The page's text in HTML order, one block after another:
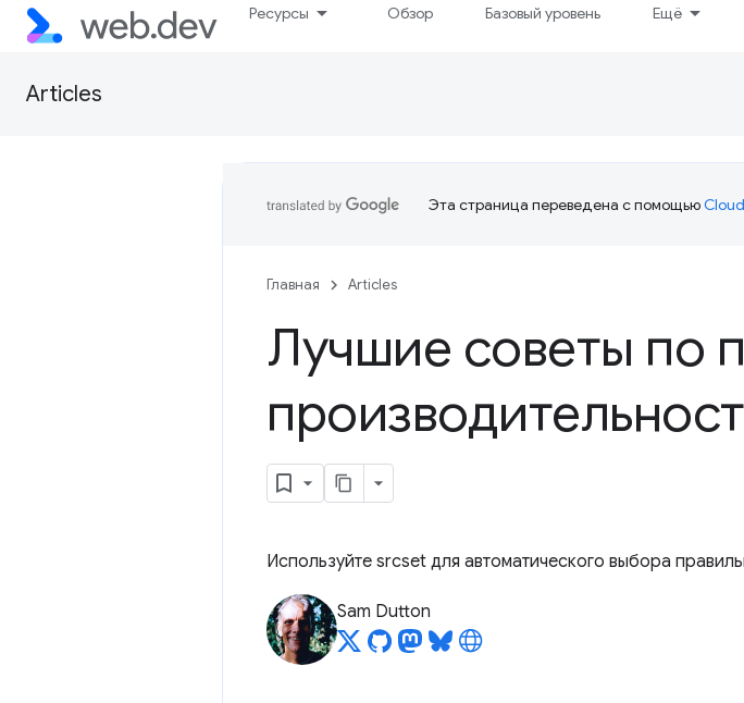
Ресурсы Обзор Базовый уровень Ещё
Articles
Эта страница переведена с помощью
Главная Articles
Лучшие советы по
Используйте srcset для автоматического выбора
Sam Dutton